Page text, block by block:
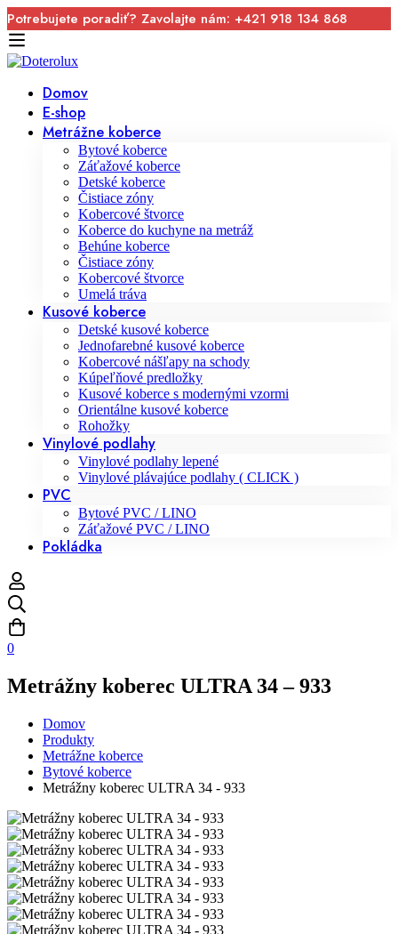
Potrebujete poradiť? Zavolajte nám: +421 918 134 868
Domov
E-shop
Metrážne koberce
Bytové koberce
Záťažové koberce
Detské koberce
Čistiace zóny
Kobercové štvorce
Koberce do kuchyne na metráž
Behúne koberce
Čistiace zóny
Kobercové štvorce
Umelá tráva
Kusové koberce
Detské kusové koberce
Jednofarebné kusové koberce
Kobercové nášľapy na schody
Kúpeľňové predložky
Kusové koberce s modernými vzormi
Orientálne kusové koberce
Rohožky
Vinylové podlahy
Vinylové podlahy lepené
Vinylové plávajúce podlahy ( CLICK )
PVC
Bytové PVC / LINO
Záťažové PVC / LINO
Pokládka
0
Metrážny koberec ULTRA 34 – 933
Domov
Produkty
Metrážne koberce
Bytové koberce
Metrážny koberec ULTRA 34 - 933